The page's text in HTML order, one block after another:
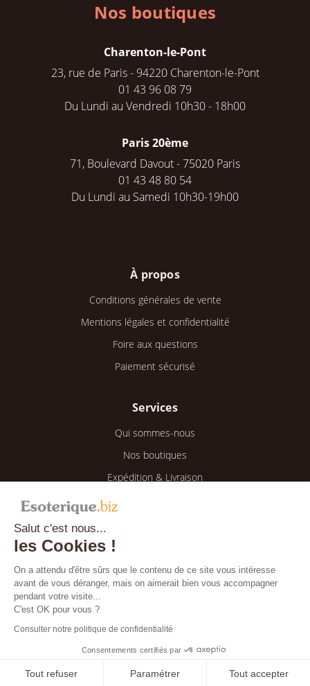
Salut c'est nous...
les Cookies !
On a attendu d'être sûrs que le contenu de ce site vous intéresse
avant de vous déranger, mais on aimerait bien vous accompagner
pendant votre visite...
C'est OK pour vous ?
Consulter notre politique de confidentialité
Consentements certifiés par
Tout refuser Paramétrer Tout accepter
Nos boutiques
Charenton-le-Pont
23, rue de Paris - 94220 Charenton-le-Pont
01 43 96 08 79
Du Lundi au Vendredi 10h30 - 18h00
Paris 20ème
71, Boulevard Davout - 75020 Paris
01 43 48 80 54
Du Lundi au Samedi 10h30-19h00
À propos
Conditions générales de vente
Mentions légales et confidentialité
Foire aux questions
Paiement sécurisé
Services
Qui sommes-nous
Nos boutiques
Expédition & Livraison
Retour & Remboursement
Mon compte
Mes informations
Blog
Bientôt disponible !